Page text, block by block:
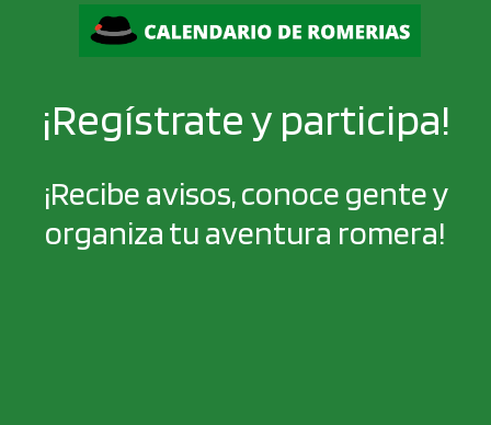
¡Regístrate y participa!
¡Recibe avisos, conoce gente y
organiza tu aventura romera!